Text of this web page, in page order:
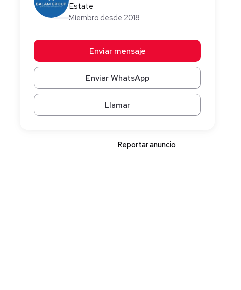
Estate
Miembro desde 2018
Enviar mensaje
Enviar WhatsApp
Llamar
Reportar anuncio